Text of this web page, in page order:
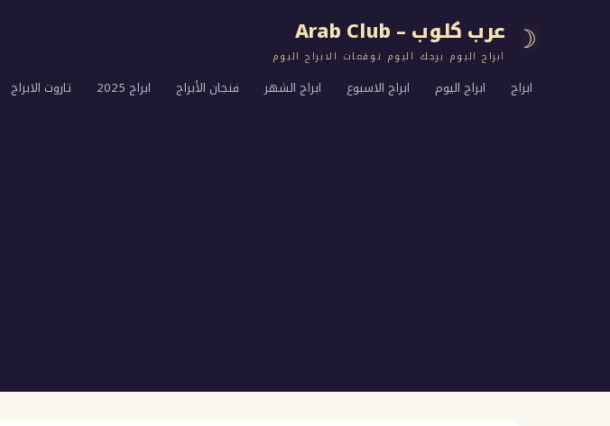
☽ عرب كلوب – Arab Club
ابراج اليوم برجك اليوم توقعات الابراج اليوم
ابراج ابراج اليوم ابراج الاسبوع ابراج الشهر فنجان الأبراج ابراج 2025 تاروت الابراج